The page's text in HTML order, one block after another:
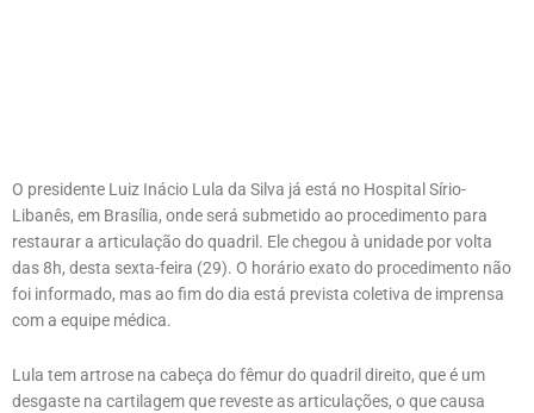
O presidente Luiz Inácio Lula da Silva já está no Hospital Sírio-
Libanês, em Brasília, onde será submetido ao procedimento para
restaurar a articulação do quadril. Ele chegou à unidade por volta
das 8h, desta sexta-feira (29). O horário exato do procedimento não
foi informado, mas ao fim do dia está prevista coletiva de imprensa
com a equipe médica.
Lula tem artrose na cabeça do fêmur do quadril direito, que é um
desgaste na cartilagem que reveste as articulações, o que causa